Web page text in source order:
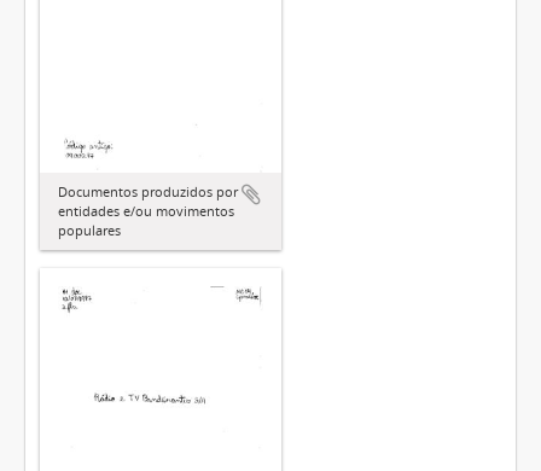
Documentos produzidos por
entidades e/ou movimentos
populares